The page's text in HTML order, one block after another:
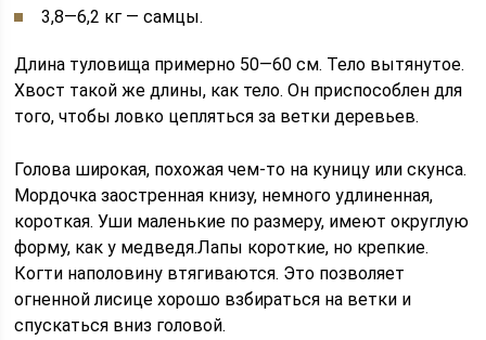
3,8—6,2 кг — самцы.
Длина туловища примерно 50—60 см. Тело вытянутое.
Хвост такой же длины, как тело. Он приспособлен для
того, чтобы ловко цепляться за ветки деревьев.
Голова широкая, похожая чем-то на куницу или скунса.
Мордочка заостренная книзу, немного удлиненная,
короткая. Уши маленькие по размеру, имеют округлую
форму, как у медведя.Лапы короткие, но крепкие.
Когти наполовину втягиваются. Это позволяет
огненной лисице хорошо взбираться на ветки и
спускаться вниз головой.